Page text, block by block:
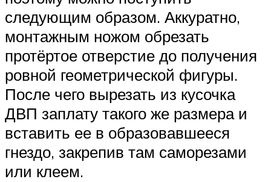
следующим образом. Аккуратно,
монтажным ножом обрезать
протёртое отверстие до получения
ровной геометрической фигуры.
После чего вырезать из кусочка
ДВП заплату такого же размера и
вставить ее в образовавшееся
гнездо, закрепив там саморезами
или клеем.